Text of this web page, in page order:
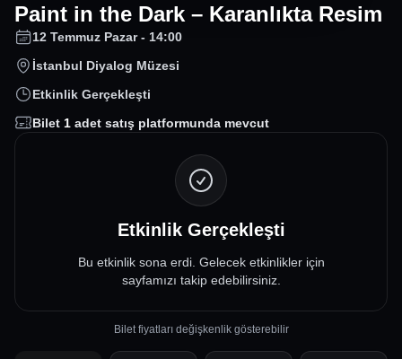
Paint in the Dark – Karanlıkta Resim
12 Temmuz Pazar - 14:00
İstanbul Diyalog Müzesi
Etkinlik Gerçekleşti
Bilet 1 adet satış platformunda mevcut
Etkinlik Gerçekleşti
Bu etkinlik sona erdi. Gelecek etkinlikler için
sayfamızı takip edebilirsiniz.
Bilet fiyatları değişkenlik gösterebilir